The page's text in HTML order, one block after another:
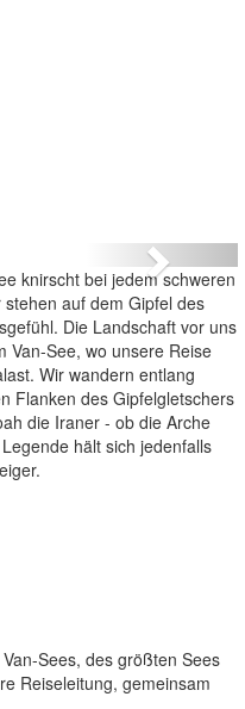
Türkei –
Next
knirscht bei jedem schweren
auf dem Gipfel des
Die Landschaft vor uns
Van-See, wo unsere Reise
Wir wandern entlang
Flanken des Gipfelgletschers
die Iraner - ob die Arche
hält sich jedenfalls
Sees, des größten Sees
Reiseleitung, gemeinsam